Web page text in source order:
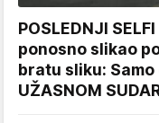
POSLEDNJI
ponosno slikao
bratu sliku: Samo
UŽASNOM